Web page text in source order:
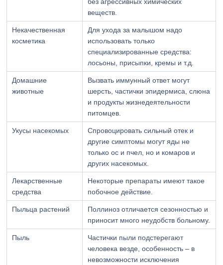
веществ.
Некачественная
косметика
Для ухода за малышом надо
использовать только
специализированные средства:
лосьоны, присыпки, кремы и т.д.
Домашние
животные
Вызвать иммунный ответ могут
шерсть, частички эпидермиса, слюна
и продукты жизнедеятельности
питомцев.
Укусы насекомых
Спровоцировать сильный отек и
другие симптомы могут яды не
только ос и пчел, но и комаров и
других насекомых.
Лекарственные
средства
Некоторые препараты имеют такое
побочное действие.
Пыльца растений
Поллиноз отличается сезонностью и
приносит много неудобств больному.
Пыль
Частички пыли подстерегают
человека везде, особенность – в
невозможности исключения